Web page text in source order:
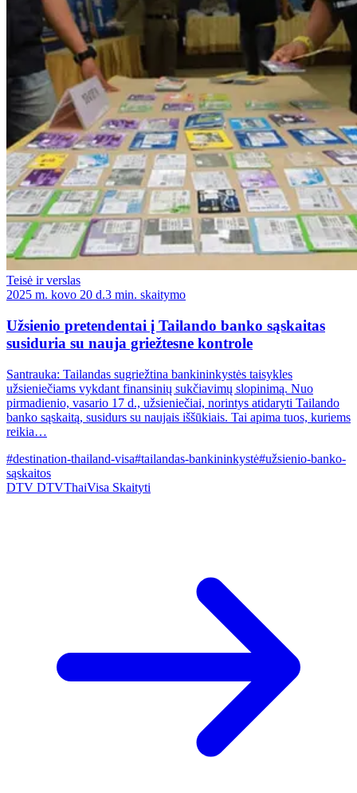
Teisė ir verslas
2025 m. kovo 20 d.3 min. skaitymo
Užsienio pretendentai į Tailando banko sąskaitas
susiduria su nauja griežtesne kontrole
Santrauka: Tailandas sugriežtina bankininkystės taisykles
užsieniečiams vykdant finansinių sukčiavimų slopinimą. Nuo
pirmadienio, vasario 17 d., užsieniečiai, norintys atidaryti Tailando
banko sąskaitą, susidurs su naujais iššūkiais. Tai apima tuos, kuriems
reikia…
#destination-thailand-visa#tailandas-bankininkystė#užsienio-banko-
sąskaitos
DTV DTVThaiVisa Skaityti